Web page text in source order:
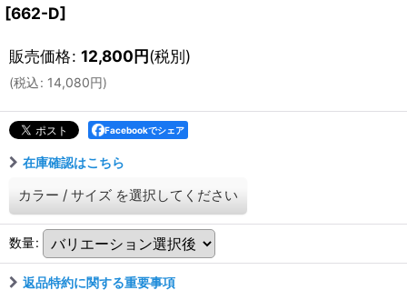
[662-D]
販売価格: 12,800円(税別)
(税込: 14,080円)
Facebookでシェア
在庫確認はこちら
カラー / サイズ を選択してください
数量:
返品特約に関する重要事項